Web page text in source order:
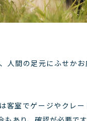
人間の足元にふせか
客室でゲージやクレ